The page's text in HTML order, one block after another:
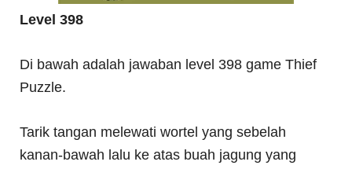
Level 398
Di bawah adalah jawaban level 398 game Thief
Puzzle.
Tarik tangan melewati wortel yang sebelah
kanan-bawah lalu ke atas buah jagung yang